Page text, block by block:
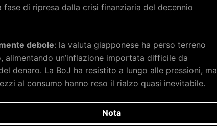
di ripresa dalla crisi finanziaria del decennio
debole: la valuta giapponese ha perso terreno
un’inflazione importata difficile da
denaro. La BoJ ha resistito a lungo alle pressioni, ma
al consumo hanno reso il rialzo quasi inevitabile.
Nota